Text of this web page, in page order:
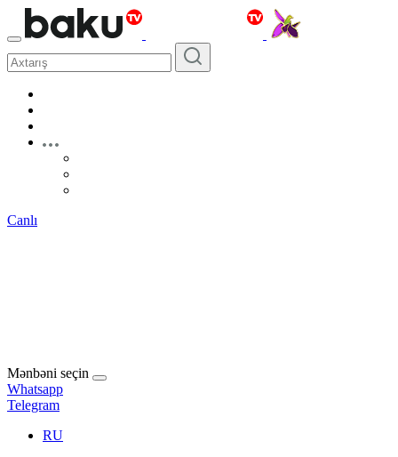
Canlı
Mənbəni seçin
Whatsapp
Telegram
RU